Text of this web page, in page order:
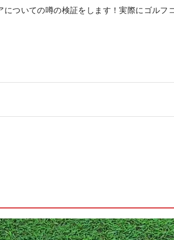
ついての噂の検証をします！実際にゴルフ